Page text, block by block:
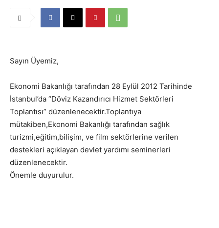
Sayın Üyemiz,
Ekonomi Bakanlığı tarafından 28 Eylül 2012 Tarihinde
İstanbul’da “Döviz Kazandırıcı Hizmet Sektörleri
Toplantısı” düzenlenecektir.Toplantıya
mütakiben,Ekonomi Bakanlığı tarafından sağlık
turizmi,eğitim,bilişim, ve film sektörlerine verilen
destekleri açıklayan devlet yardımı seminerleri
düzenlenecektir.
Önemle duyurulur.